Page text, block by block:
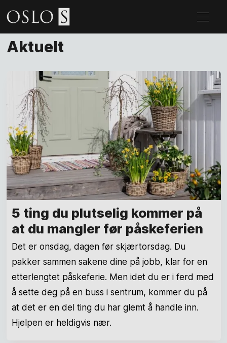
Aktuelt
5 ting du plutselig kommer på
at du mangler før påskeferien
Det er onsdag, dagen før skjærtorsdag. Du
pakker sammen sakene dine på jobb, klar for en
etterlengtet påskeferie. Men idet du er i ferd med
å sette deg på en buss i sentrum, kommer du på
at det er en del ting du har glemt å handle inn.
Hjelpen er heldigvis nær.